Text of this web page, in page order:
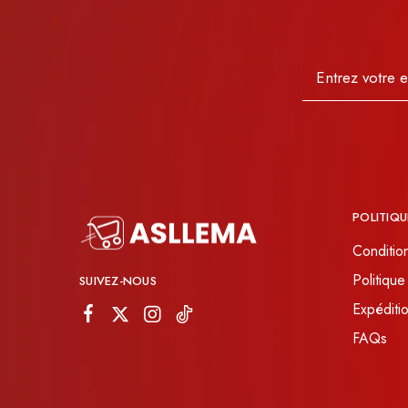
SUIVEZ-NOUS
FAQs